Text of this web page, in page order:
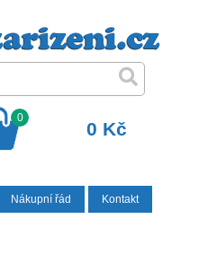
0
0 Kč
Nákupní řád Kontakt